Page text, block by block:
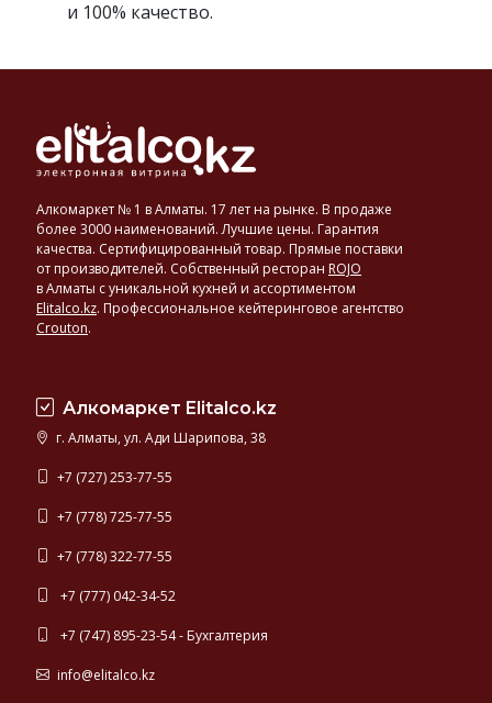
и 100% качество.
Алкомаркет № 1 в Алматы. 17 лет на рынке. В продаже
более 3000 наименований. Лучшие цены. Гарантия
качества. Сертифицированный товар. Прямые поставки
от производителей. Собственный ресторан ROJO
в Алматы с уникальной кухней и ассортиментом
Elitalco.kz. Профессиональное кейтеринговое агентство
Crouton.
Алкомаркет Elitalco.kz
г. Алматы, ул. Ади Шарипова, 38
+7 (727) 253-77-55
+7 (778) 725-77-55
+7 (778) 322-77-55
+7 (777) 042-34-52
+7 (747) 895-23-54 - Бухгалтерия
info@elitalco.kz